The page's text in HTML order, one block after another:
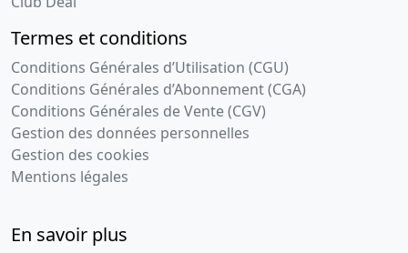
Termes et conditions
Conditions Générales d’Utilisation (CGU)
Conditions Générales d’Abonnement (CGA)
Conditions Générales de Vente (CGV)
Gestion des données personnelles
Gestion des cookies
Mentions légales
En savoir plus